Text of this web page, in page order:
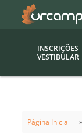
INSCRIÇÕES
VESTIBULAR
Página Inicial